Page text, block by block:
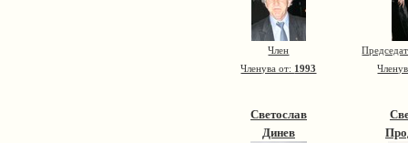
Член
Членува от: 1993
Светослав
Динев